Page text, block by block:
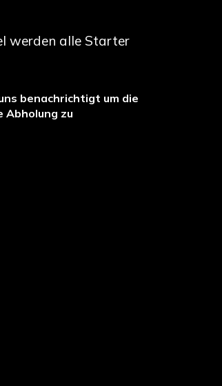
werden alle Starter
benachrichtigt um die
Abholung zu